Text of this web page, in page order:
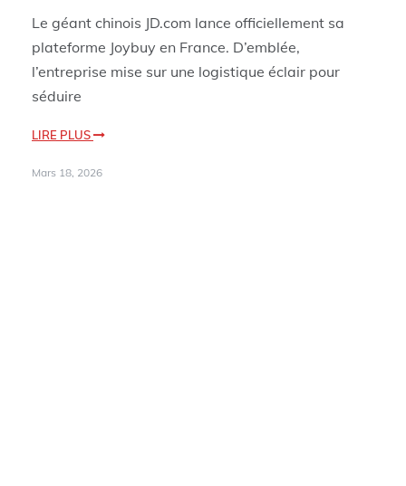
Le géant chinois JD.com lance officiellement sa
plateforme Joybuy en France. D’emblée,
l’entreprise mise sur une logistique éclair pour
séduire
LIRE PLUS
Mars 18, 2026